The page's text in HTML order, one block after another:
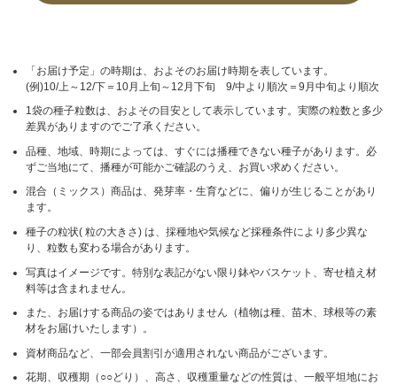
「お届け予定」の時期は、およそのお届け時期を表しています。
(例)10/上～12/下＝10月上旬～12月下旬 9/中より順次＝9月中旬より順次
1袋の種子粒数は、およその目安として表示しています。実際の粒数と多少
差異がありますのでご了承ください。
品種、地域、時期によっては、すぐには播種できない種子があります。必
ずご当地にて、播種が可能かご確認のうえ、お買い求めください。
混合（ミックス）商品は、発芽率・生育などに、偏りが生じることがあり
ます。
種子の粒状( 粒の大きさ) は、採種地や気候など採種条件により多少異な
り、粒数も変わる場合があります。
写真はイメージです。特別な表記がない限り鉢やバスケット、寄せ植え材
料等は含まれません。
また、お届けする商品の姿ではありません（植物は種、苗木、球根等の素
材をお届けいたします）。
資材商品など、一部会員割引が適用されない商品がございます。
花期、収穫期（○○どり）、高さ、収穫重量などの性質は、一般平坦地にお